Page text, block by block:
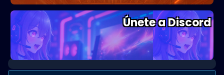
Únete a Discord